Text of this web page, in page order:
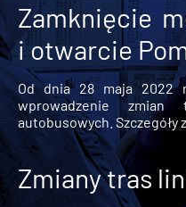
Zamknięcie
i otwarcie
Od dnia 28 maja 2022
wprowadzenie
autobusowych. Szczegóły
Zmiany tras